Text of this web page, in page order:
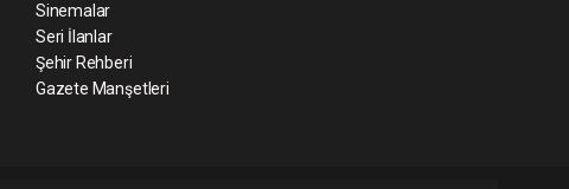
Sinemalar
Seri İlanlar
Şehir Rehberi
Gazete Manşetleri